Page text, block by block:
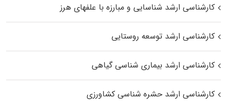
کارشناسی ارشد شناسایی و مبارزه با علفهای هرز
کارشناسی ارشد توسعه روستایی
کارشناسی ارشد بیماری‌ شناسی گیاهی
کارشناسی ارشد حشره‌ شناسی کشاورزی